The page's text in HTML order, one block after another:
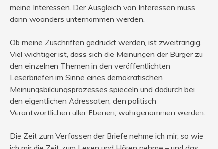
meine Interessen. Der Ausgleich von Interessen muss
dann woanders unternommen werden.
Ob meine Zuschriften gedruckt werden, ist zweitrangig.
Viel wichtiger ist, dass sich die Meinungen der Bürger zu
den einzelnen Themen in den veröffentlichten
Leserbriefen im Sinne eines demokratischen
Meinungsbildungsprozesses spiegeln und dadurch bei
den eigentlichen Adressaten, den politisch
Verantwortlichen aller Ebenen, wahrgenommen werden.
Die Zeit zum Verfassen der Briefe nehme ich mir, so wie